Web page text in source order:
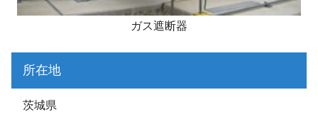
ガス遮断器
所在地
茨城県